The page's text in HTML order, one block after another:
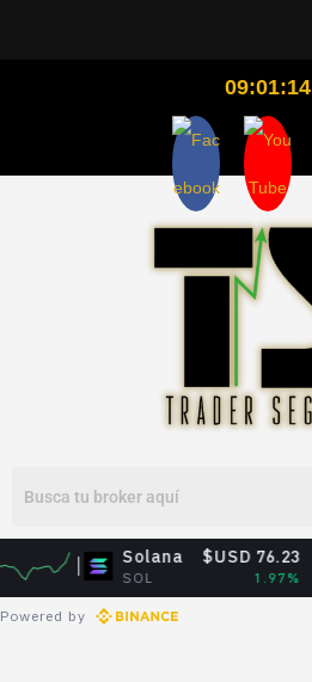
09:01:14
Solana
SOL
$USD 76.23
Powered by